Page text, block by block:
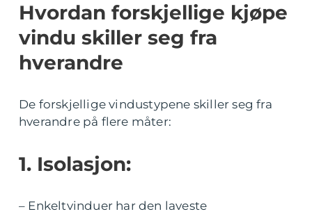
Hvordan forskjellige kjøpe
vindu skiller seg fra
hverandre
De forskjellige vindustypene skiller seg fra
hverandre på flere måter:
1. Isolasjon:
– Enkeltvinduer har den laveste